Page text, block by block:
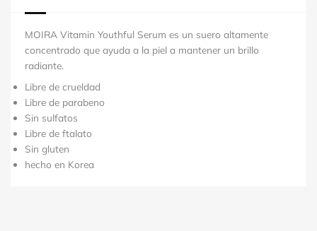
MOIRA Vitamin Youthful Serum es un suero altamente
concentrado que ayuda a la piel a mantener un brillo
radiante.
Libre de crueldad
Libre de parabeno
Sin sulfatos
Libre de ftalato
Sin gluten
hecho en Korea